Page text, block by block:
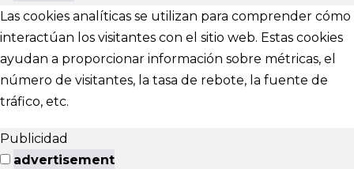
Las cookies analíticas se utilizan para comprender cómo
interactúan los visitantes con el sitio web. Estas cookies
ayudan a proporcionar información sobre métricas, el
número de visitantes, la tasa de rebote, la fuente de
tráfico, etc.
Publicidad
advertisement